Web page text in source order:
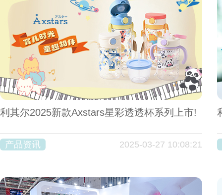
利其尔2025新款Axstars星彩透透杯系列上市!
产品资讯 2025-03-27 10:08:21